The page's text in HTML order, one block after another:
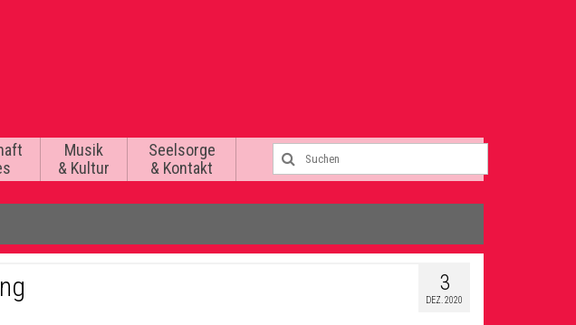
Musik
& Kultur
Seelsorge
& Kontakt
3
DEZ. 2020